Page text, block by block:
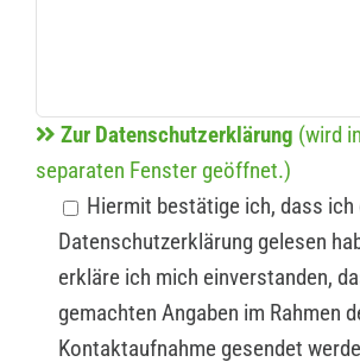
Zur Datenschutzerklärung (wird
separaten Fenster geöffnet.)
Hiermit bestätige ich, dass ich
Datenschutzerklärung gelesen
erkläre ich mich einverstanden,
gemachten Angaben im Rahmen
Kontaktaufnahme gesendet